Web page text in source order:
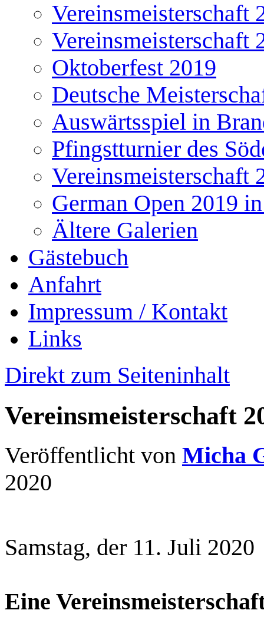
Vereinsmeisterschaft
Vereinsmeisterschaft
Oktoberfest 2019
Deutsche
Auswärtsspiel in
Pfingstturnier des
Vereinsmeisterschaft
German Open 2019
Ältere Galerien
Gästebuch
Anfahrt
Impressum / Kontakt
Links
Direkt zum Seiteninhalt
Vereinsmeisterschaft
Veröffentlicht von Micha
2020
Samstag, der 11. Juli 2020
Eine